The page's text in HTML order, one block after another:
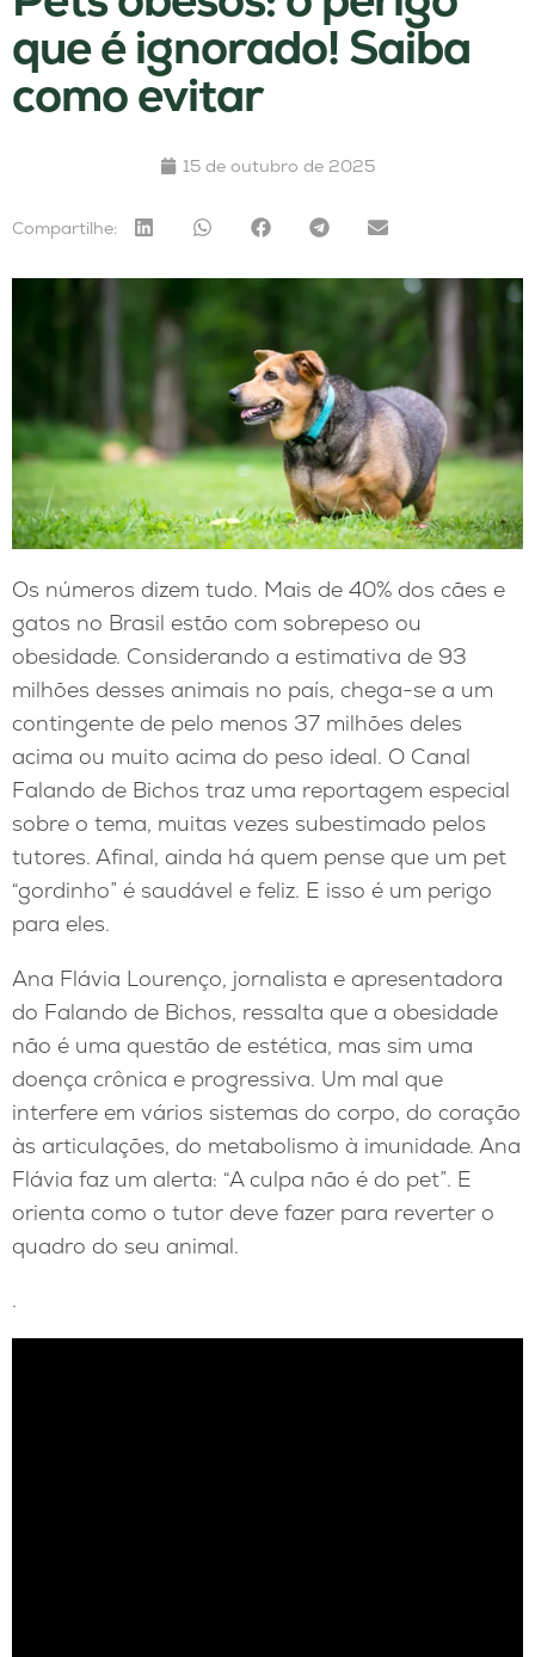
que é ignorado! Saiba
como evitar
15 de outubro de 2025
Compartilhe:
Os números dizem tudo. Mais de 40% dos cães e
gatos no Brasil estão com sobrepeso ou
obesidade. Considerando a estimativa de 93
milhões desses animais no país, chega-se a um
contingente de pelo menos 37 milhões deles
acima ou muito acima do peso ideal. O Canal
Falando de Bichos traz uma reportagem especial
sobre o tema, muitas vezes subestimado pelos
tutores. Afinal, ainda há quem pense que um pet
“gordinho” é saudável e feliz. E isso é um perigo
para eles.
Ana Flávia Lourenço, jornalista e apresentadora
do Falando de Bichos, ressalta que a obesidade
não é uma questão de estética, mas sim uma
doença crônica e progressiva. Um mal que
interfere em vários sistemas do corpo, do coração
às articulações, do metabolismo à imunidade. Ana
Flávia faz um alerta: “A culpa não é do pet”. E
orienta como o tutor deve fazer para reverter o
quadro do seu animal.
.